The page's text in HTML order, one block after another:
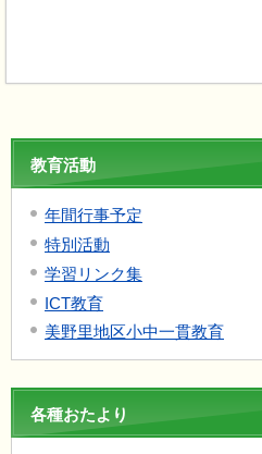
教育活動
年間行事予定
特別活動
学習リンク集
ICT教育
美野里地区小中一貫教育
各種おたより